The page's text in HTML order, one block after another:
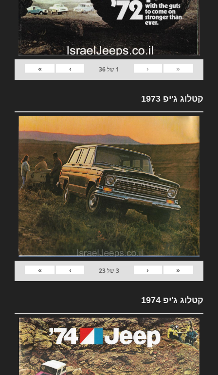
«
‹
1 של36
›
»
קטלוג ג'יפ 1973
«
‹
3של23
›
»
קטלוג ג'יפ 1974